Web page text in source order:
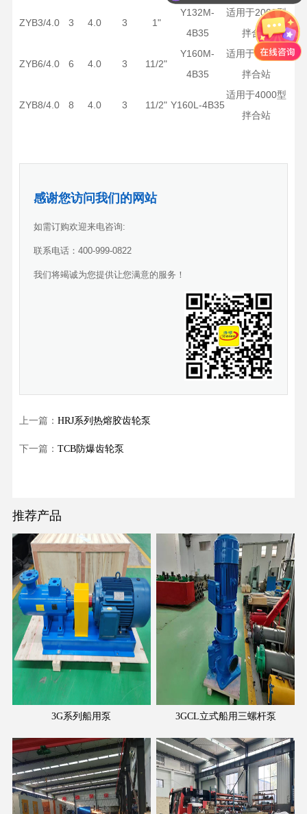
ZYB3/4.0 3 4.0 3 1"
Y132M-
4B35
适用于2000型
拌合站
ZYB6/4.0 6 4.0 3 11/2"
Y160M-
4B35
适用于3000型
拌合站
ZYB8/4.0 8 4.0 3 11/2" Y160L-4B35
适用于4000型
拌合站
感谢您访问我们的网站
如需订购欢迎来电咨询:
联系电话：400-999-0822
我们将竭诚为您提供让您满意的服务！
上一篇： HRJ系列热熔胶齿轮泵
下一篇： TCB防爆齿轮泵
推荐产品
3G系列船用泵 3GCL立式船用三螺杆泵